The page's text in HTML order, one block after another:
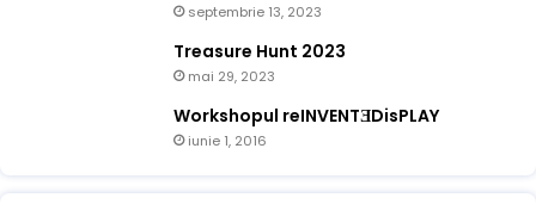
septembrie 13, 2023
Treasure Hunt 2023
mai 29, 2023
Workshopul reINVENTƎDisPLAY
iunie 1, 2016